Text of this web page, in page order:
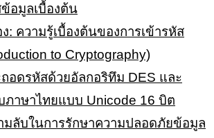
ข้อมูลเบื้องต้น
: ความรู้เบื้องต้นของการเข้ารหัส
to Cryptography)
ถอดรหัสด้วยอัลกอริทึม DES และ
ภาษาไทยแบบ Unicode 16 บิต
มลับในการรักษาความปลอดภัยข้อมูล